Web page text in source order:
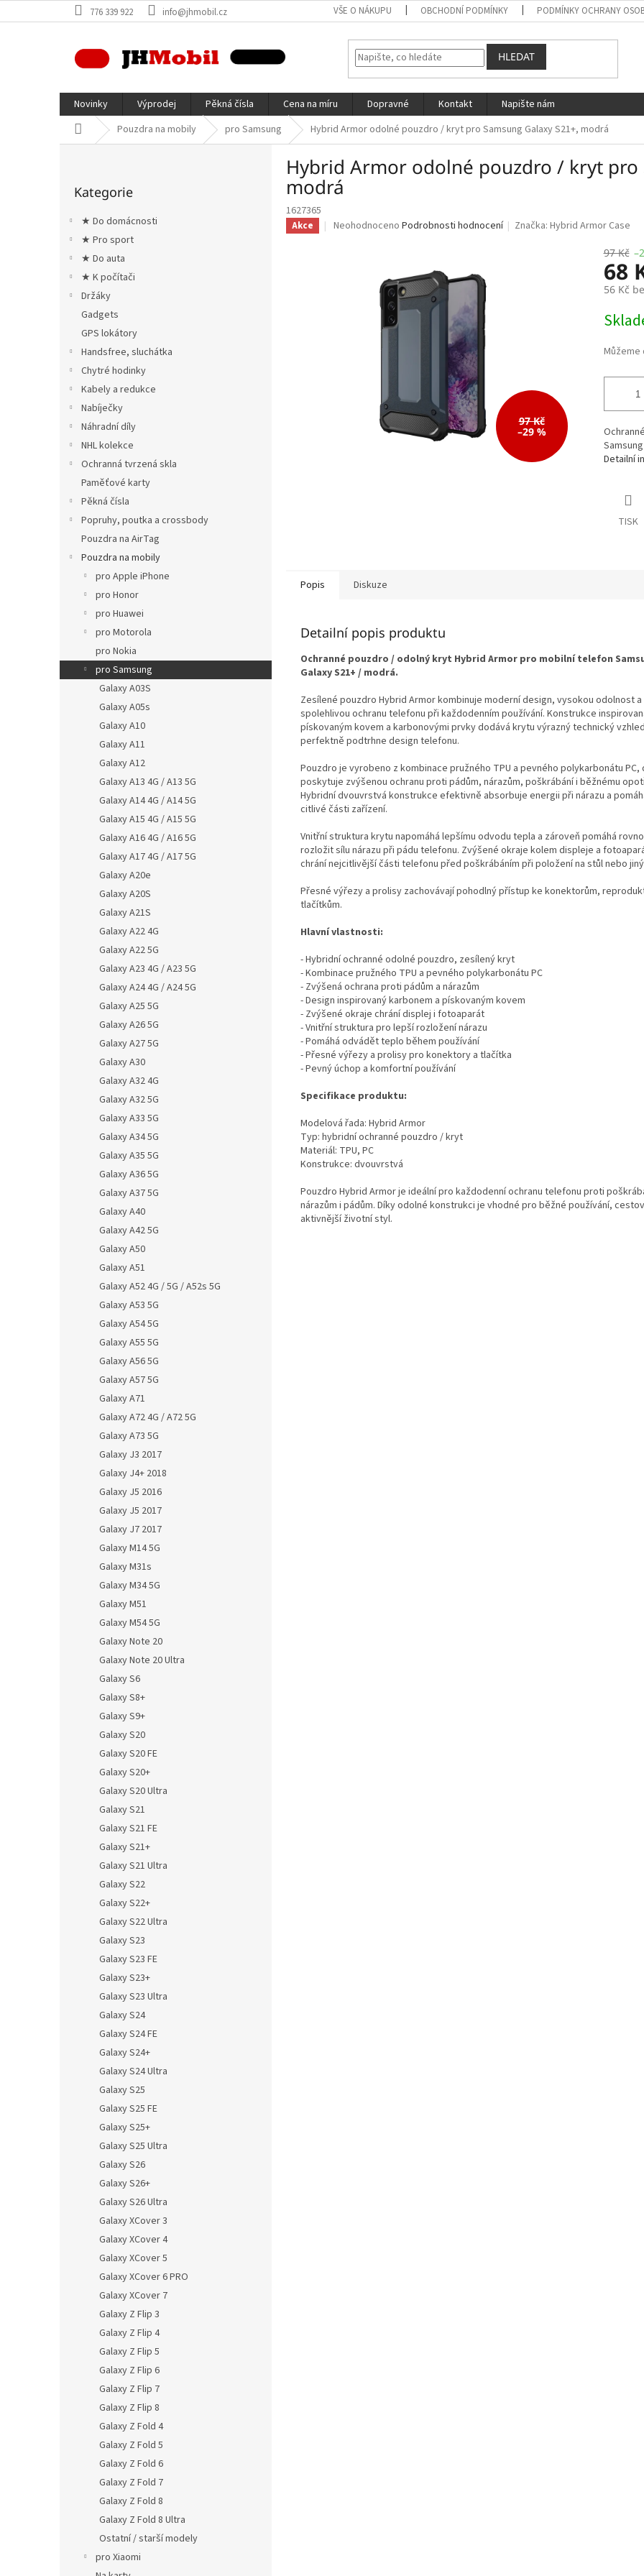
na
776 339 922 info@jhmobil.cz VŠE O NÁKUPU OBCHODNÍ PODMÍNKY PODMÍNKY OCHRANY
HLEDAT
Novinky Výprodej Pěkná čísla Cena na míru Dopravné Kontakt
Napište nám
Domů Pouzdra na mobily pro Samsung Hybrid Armor odolné pouzdro / kryt pro Samsung Galaxy S21+, modrá
kategorie
Kategorie
★ Do domácnosti
★ Pro sport
★ Do auta
★ K počítači
Držáky
Gadgets
GPS lokátory
Handsfree, sluchátka
Chytré hodinky
Kabely a redukce
Nabíječky
Náhradní díly
NHL kolekce
Ochranná tvrzená skla
Paměťové karty
Pěkná čísla
Popruhy, poutka a crossbody
Pouzdra na AirTag
Pouzdra na mobily
pro Apple iPhone
pro Honor
pro Huawei
pro Motorola
pro Nokia
pro Samsung
Galaxy A03S
Galaxy A05s
Galaxy A10
Galaxy A11
Galaxy A12
Galaxy A13 4G / A13 5G
Galaxy A14 4G / A14 5G
Galaxy A15 4G / A15 5G
Galaxy A16 4G / A16 5G
Galaxy A17 4G / A17 5G
Galaxy A20e
Galaxy A20S
Galaxy A21S
Galaxy A22 4G
Galaxy A22 5G
Galaxy A23 4G / A23 5G
Galaxy A24 4G / A24 5G
Galaxy A25 5G
Galaxy A26 5G
Galaxy A27 5G
Galaxy A30
Galaxy A32 4G
Galaxy A32 5G
Galaxy A33 5G
Galaxy A34 5G
Galaxy A35 5G
Galaxy A36 5G
Galaxy A37 5G
Galaxy A40
Galaxy A42 5G
Galaxy A50
Galaxy A51
Galaxy A52 4G / 5G / A52s 5G
Galaxy A53 5G
Galaxy A54 5G
Galaxy A55 5G
Galaxy A56 5G
Galaxy A57 5G
Galaxy A71
Galaxy A72 4G / A72 5G
Galaxy A73 5G
Galaxy J3 2017
Galaxy J4+ 2018
Galaxy J5 2016
Galaxy J5 2017
Galaxy J7 2017
Galaxy M14 5G
Galaxy M31s
Galaxy M34 5G
Galaxy M51
Galaxy M54 5G
Galaxy Note 20
Galaxy Note 20 Ultra
Galaxy S6
Galaxy S8+
Galaxy S9+
Galaxy S20
Galaxy S20 FE
Galaxy S20+
Galaxy S20 Ultra
Galaxy S21
Galaxy S21 FE
Galaxy S21+
Galaxy S21 Ultra
Galaxy S22
Galaxy S22+
Galaxy S22 Ultra
Galaxy S23
Galaxy S23 FE
Galaxy S23+
Galaxy S23 Ultra
Galaxy S24
Galaxy S24 FE
Galaxy S24+
Galaxy S24 Ultra
Galaxy S25
Galaxy S25 FE
Galaxy S25+
Galaxy S25 Ultra
Galaxy S26
Galaxy S26+
Galaxy S26 Ultra
Galaxy XCover 3
Galaxy XCover 4
Galaxy XCover 5
Galaxy XCover 6 PRO
Galaxy XCover 7
Galaxy Z Flip 3
Galaxy Z Flip 4
Galaxy Z Flip 5
Galaxy Z Flip 6
Galaxy Z Flip 7
Galaxy Z Flip 8
Galaxy Z Fold 4
Galaxy Z Fold 5
Galaxy Z Fold 6
Galaxy Z Fold 7
Galaxy Z Fold 8
Galaxy Z Fold 8 Ultra
Ostatní / starší modely
pro Xiaomi
Hybrid Armor odolné pouzdro / kryt pro
modrá
1627365
Akce
Průměrné
Neohodnoceno Podrobnosti hodnocení Značka:Hybrid Armor Case
97 Kč
–29 %
97 Kč
68
56 Kč
cena:
Detailní
TISK
Popis Diskuze
Detailní popis produktu
Ochranné pouzdro / odolný kryt Hybrid Armor pro mobilní telefon
Galaxy S21+ / modrá.
Zesílené pouzdro Hybrid Armor kombinuje moderní design, vysokou odolnost a
spolehlivou ochranu telefonu při každodenním používání. Konstrukce
pískovaným kovem a karbonovými prvky dodává krytu výrazný technický
perfektně podtrhne design telefonu.
Pouzdro je vyrobeno z kombinace pružného TPU a pevného polykarbonátu PC,
poskytuje zvýšenou ochranu proti pádům, nárazům, poškrábání i běžnému
Hybridní dvouvrstvá konstrukce efektivně absorbuje energii při nárazu a
citlivé části zařízení.
Vnitřní struktura krytu napomáhá lepšímu odvodu tepla a zároveň pomáhá
rozložit sílu nárazu při pádu telefonu. Zvýšené okraje kolem displeje a
chrání nejcitlivější části telefonu před poškrábáním při položení na stůl nebo
Přesné výřezy a prolisy zachovávají pohodlný přístup ke konektorům,
tlačítkům.
Hlavní vlastnosti:
- Hybridní ochranné odolné pouzdro, zesílený kryt
- Kombinace pružného TPU a pevného polykarbonátu PC
- Zvýšená ochrana proti pádům a nárazům
- Design inspirovaný karbonem a pískovaným kovem
- Zvýšené okraje chrání displej i fotoaparát
- Vnitřní struktura pro lepší rozložení nárazu
- Pomáhá odvádět teplo během používání
- Přesné výřezy a prolisy pro konektory a tlačítka
- Pevný úchop a komfortní používání
Specifikace produktu:
Modelová řada: Hybrid Armor
Typ: hybridní ochranné pouzdro / kryt
Materiál: TPU, PC
Konstrukce: dvouvrstvá
Pouzdro Hybrid Armor je ideální pro každodenní ochranu telefonu proti
nárazům i pádům. Díky odolné konstrukci je vhodné pro běžné používání,
aktivnější životní styl.